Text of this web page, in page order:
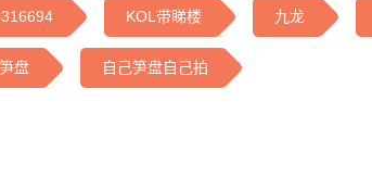
KOL带睇楼 九龙
笋盘 自己笋盘自己拍